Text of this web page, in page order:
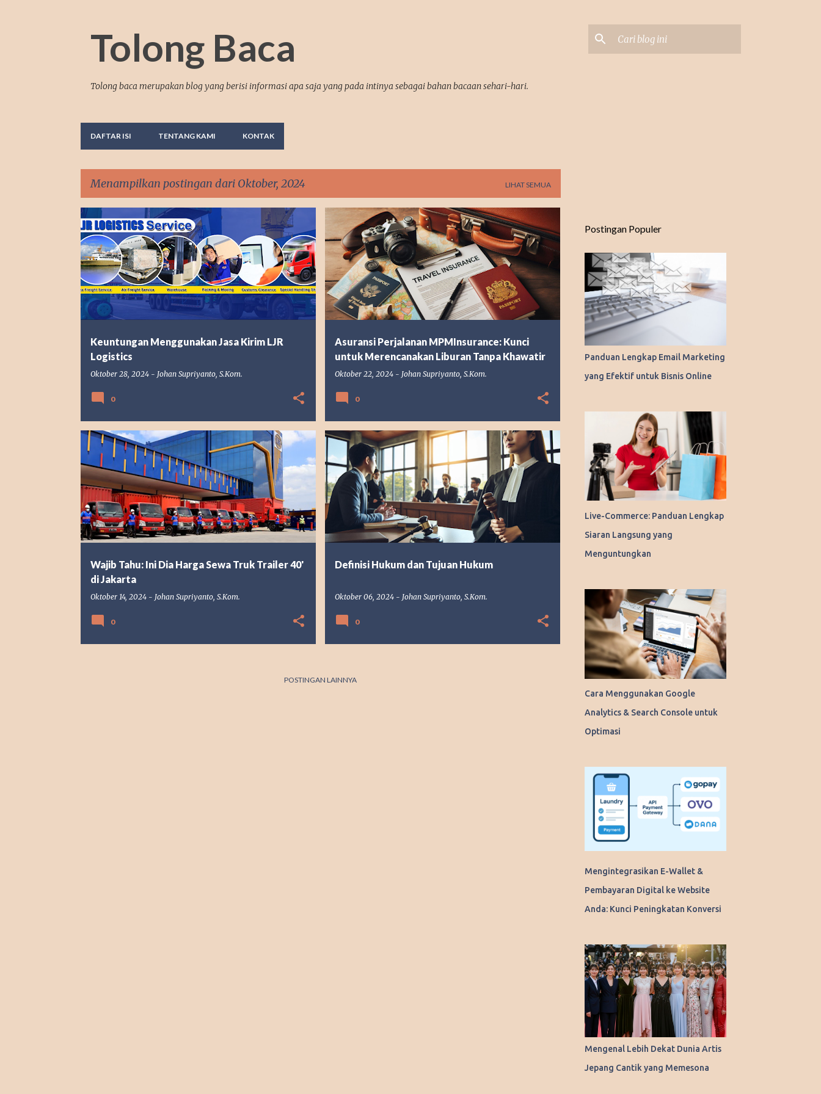
Tolong Baca
Tolong baca merupakan blog yang berisi informasi apa saja yang pada intinya sebagai bahan bacaan sehari-hari.
DAFTAR ISI TENTANG KAMI KONTAK
Menampilkan postingan dari Oktober, 2024 LIHAT SEMUA
P
o
s
t
i
n
Keuntungan Menggunakan Jasa Kirim LJR
Logistics
Oktober 28, 2024 - Johan Supriyanto, S.Kom.
BISNIS
0
Asuransi Perjalanan MPMInsurance: Kunci
untuk Merencanakan Liburan Tanpa Khawatir
Oktober 22, 2024 - Johan Supriyanto, S.Kom.
ASURANSI
0
Wajib Tahu: Ini Dia Harga Sewa Truk Trailer 40'
di Jakarta
Oktober 14, 2024 - Johan Supriyanto, S.Kom.
BISNIS
0
Definisi Hukum dan Tujuan Hukum
Oktober 06, 2024 - Johan Supriyanto, S.Kom.
HUKUM
0
POSTINGAN LAINNYA
Postingan Populer
Panduan Lengkap Email Marketing
yang Efektif untuk Bisnis Online
Live-Commerce: Panduan Lengkap
Siaran Langsung yang
Menguntungkan
Cara Menggunakan Google
Analytics & Search Console untuk
Optimasi
Mengintegrasikan E-Wallet &
Pembayaran Digital ke Website
Anda: Kunci Peningkatan Konversi
Mengenal Lebih Dekat Dunia Artis
Jepang Cantik yang Memesona